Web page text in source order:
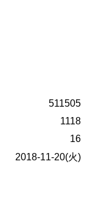
511505
1118
16
2018-11-20(火)